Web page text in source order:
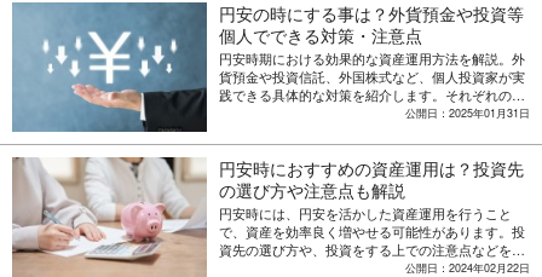
円安の時にする事は？外貨預金や投資等
個人でできる対策・注意点
円安時期における効果的な資産運用方法を解説。外
貨預金や投資信託、外国株式など、個人投資家が実
践できる具体的な対策を紹介します。それぞれの特
徴やリスク、おすすめの金融機関の選び方まで、円
公開日：2025年01月31日
円安時におすすめの資産運用は？投資先
の選び方や注意点も解説
円安時には、円安を活かした資産運用を行うこと
で、資産を効率良く増やせる可能性があります。投
資先の選び方や、投資をする上での注意点などを解
公開日：2024年02月22日